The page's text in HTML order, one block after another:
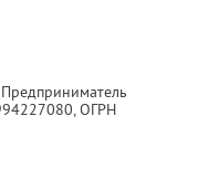
, ОГРН